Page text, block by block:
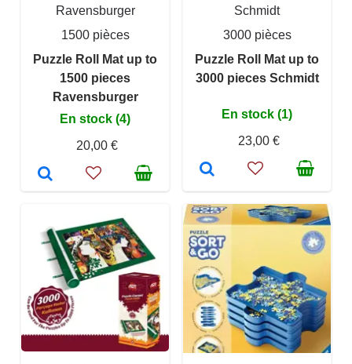
Ravensburger
1500 pièces
Puzzle Roll Mat up to
1500 pieces
Ravensburger
En stock (4)
20,00 €
Schmidt
3000 pièces
Puzzle Roll Mat up to
3000 pieces Schmidt
En stock (1)
23,00 €